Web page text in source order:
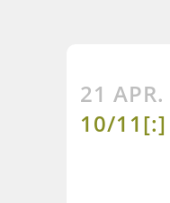
21 APR.
10/11[:]